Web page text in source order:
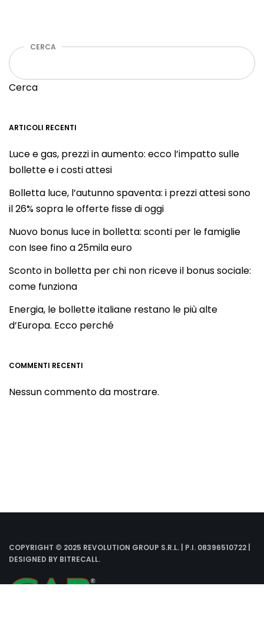
CERCA
Cerca
ARTICOLI RECENTI
Luce e gas, prezzi in aumento: ecco l’impatto sulle
bollette e i costi attesi
Bolletta luce, l’autunno spaventa: i prezzi attesi sono
il 26% sopra le offerte fisse di oggi
Nuovo bonus luce in bolletta: sconti per le famiglie
con Isee fino a 25mila euro
Sconto in bolletta per chi non riceve il bonus sociale:
come funziona
Energia, le bollette italiane restano le più alte
d’Europa. Ecco perché
COMMENTI RECENTI
Nessun commento da mostrare.
COPYRIGHT © 2025 REVOLUTION GROUP S.R.L. | P.I. 08396510722 |
DESIGNED BY BITRECALL.